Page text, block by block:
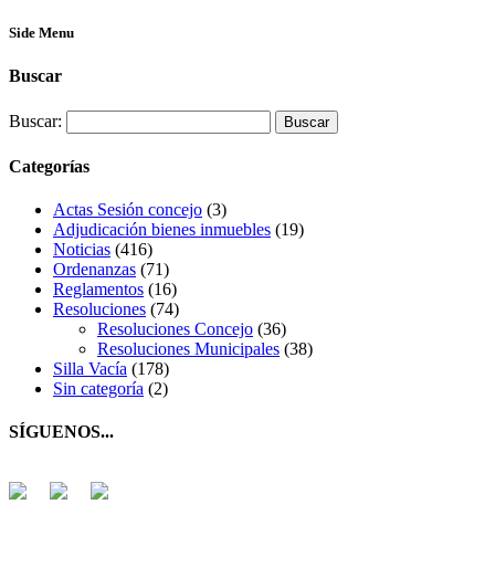
Side Menu
Buscar
Buscar:
Categorías
Actas Sesión concejo (3)
Adjudicación bienes inmuebles (19)
Noticias (416)
Ordenanzas (71)
Reglamentos (16)
Resoluciones (74)
Resoluciones Concejo (36)
Resoluciones Municipales (38)
Silla Vacía (178)
Sin categoría (2)
SÍGUENOS...